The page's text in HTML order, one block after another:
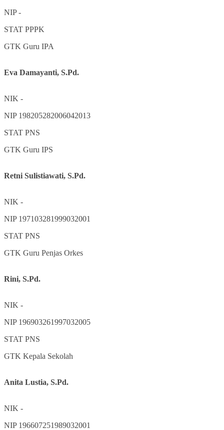
NIP-
STAT PPPK
GTK Guru IPA
Eva Damayanti, S.Pd.
NIK -
NIP 198205282006042013
STAT PNS
GTK Guru IPS
Retni Sulistiawati, S.Pd.
NIK -
NIP 197103281999032001
STAT PNS
GTK Guru Penjas Orkes
Rini, S.Pd.
NIK -
NIP 196903261997032005
STAT PNS
GTK Kepala Sekolah
Anita Lustia, S.Pd.
NIK -
NIP 196607251989032001